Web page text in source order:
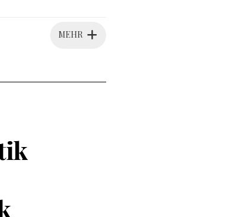
MEHR